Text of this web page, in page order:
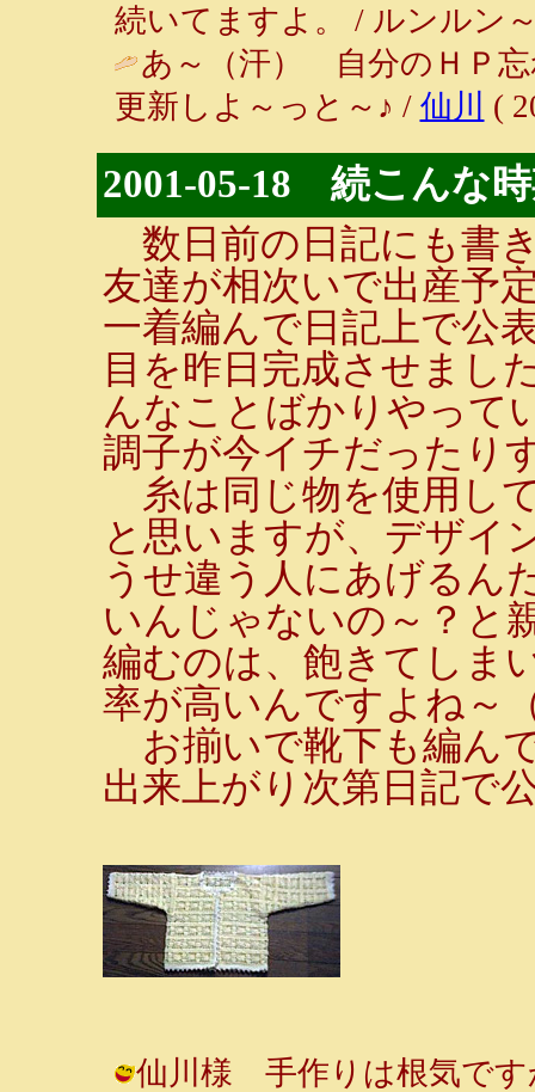
続いてますよ。 / ルンルン
あ～（汗） 自分のＨＰ忘
更新しよ～っと～♪ / 仙川 (
2001-05-18 続こんな
数日前の日記にも書
友達が相次いで出産予
一着編んで日記上で公
目を昨日完成させまし
んなことばかりやって
調子が今イチだったり
糸は同じ物を使用し
と思いますが、デザイ
うせ違う人にあげるん
いんじゃないの～？と
編むのは、飽きてしま
率が高いんですよね～
お揃いで靴下も編ん
出来上がり次第日記で
仙川様 手作りは根気です